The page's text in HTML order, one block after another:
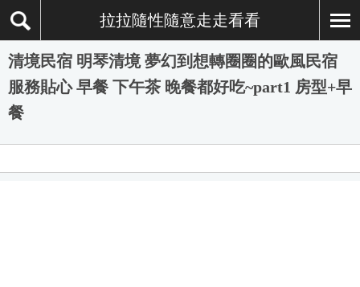
拉拉隨性隨意走走看看
清境民宿 明琴清境 夢幻到想轉圈圈的歐風民宿
服務貼心 早餐 下午茶 晚餐都好吃~part1 房型+早
餐